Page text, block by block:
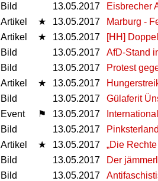
Bild 13.05.2017
Eisbrecher
Artikel ★ 13.05.2017
Marburg -
Artikel ★ 13.05.2017
[HH]
Bild 13.05.2017
AfD-Stand
Bild 13.05.2017
Protest
Artikel ★ 13.05.2017
Bild 13.05.2017
Gülaferit
Event ⚑ 13.05.2017
Bild 13.05.2017
Artikel ★ 13.05.2017
„Die
Bild 13.05.2017
Der
Bild 13.05.2017